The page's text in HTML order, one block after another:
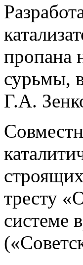
пропана
сурьмы,
Г.А.
тресту
системе